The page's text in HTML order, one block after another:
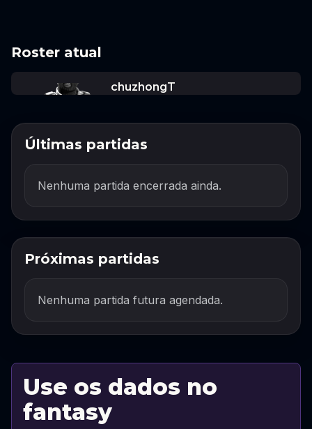
Roster atual
chuzhongT
Últimas partidas
Nenhuma partida encerrada ainda.
Próximas partidas
Nenhuma partida futura agendada.
Use os dados no
fantasy